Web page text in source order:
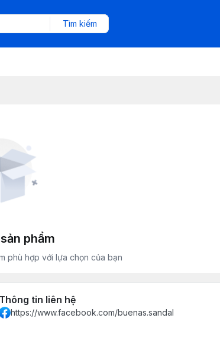
Tìm kiếm
phẩm
phù hợp với lựa chọn của bạn
Thông tin liên hệ
https://www.facebook.com/buenas.sandal